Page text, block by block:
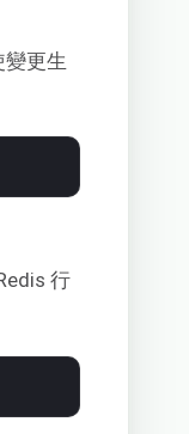
更生
行